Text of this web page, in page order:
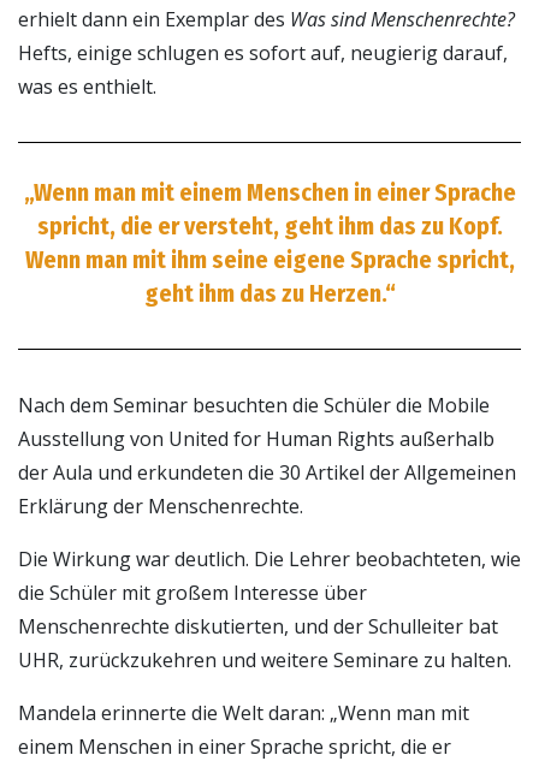
erhielt dann ein Exemplar des Was sind Menschenrechte?
Hefts, einige schlugen es sofort auf, neugierig darauf,
was es enthielt.
„Wenn man mit einem Menschen in einer Sprache
spricht, die er versteht, geht ihm das zu Kopf.
Wenn man mit ihm seine eigene Sprache spricht,
geht ihm das zu Herzen.“
Nach dem Seminar besuchten die Schüler die Mobile
Ausstellung von United for Human Rights außerhalb
der Aula und erkundeten die 30 Artikel der Allgemeinen
Erklärung der Menschenrechte.
Die Wirkung war deutlich. Die Lehrer beobachteten, wie
die Schüler mit großem Interesse über
Menschenrechte diskutierten, und der Schulleiter bat
UHR, zurückzukehren und weitere Seminare zu halten.
Mandela erinnerte die Welt daran: „Wenn man mit
einem Menschen in einer Sprache spricht, die er